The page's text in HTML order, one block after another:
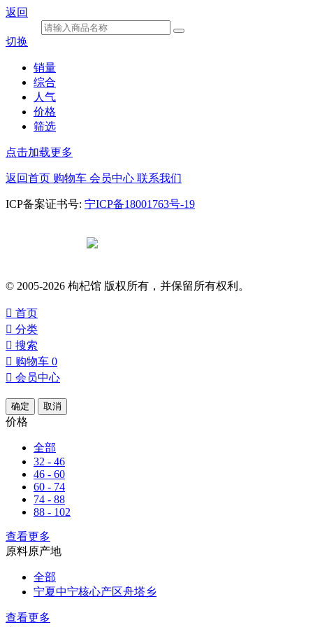
返回
切换
销量
综合
人气
价格
筛选
点击加载更多
返回首页 购物车 会员中心 联系我们
ICP备案证书号: 宁ICP备18001763号-19
© 2005-2026 枸杞馆 版权所有，并保留所有权利。
 首页
 分类
 搜索
 购物车 0
 会员中心
确定 取消
价格
全部
32 - 46
46 - 60
60 - 74
74 - 88
88 - 102
查看更多
原料原产地
全部
宁夏中宁核心产区舟塔乡
查看更多